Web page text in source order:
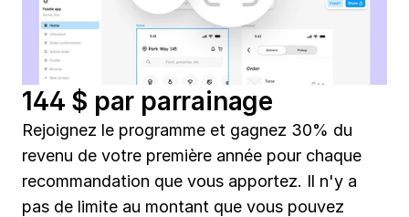
144 $ par parrainage
Rejoignez le programme et gagnez 30% du
revenu de votre première année pour chaque
recommandation que vous apportez. Il n'y a
pas de limite au montant que vous pouvez